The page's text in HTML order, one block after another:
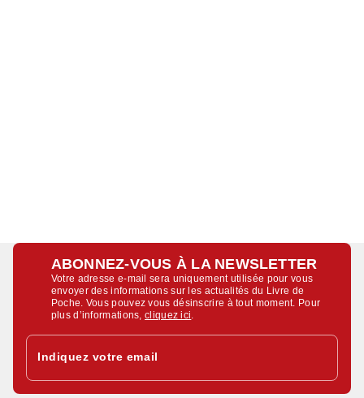
ABONNEZ-VOUS À LA NEWSLETTER
Votre adresse e-mail sera uniquement utilisée pour vous
envoyer des informations sur les actualités du Livre de
Poche. Vous pouvez vous désinscrire à tout moment. Pour
plus d’informations,cliquez ici
Indiquez votre email